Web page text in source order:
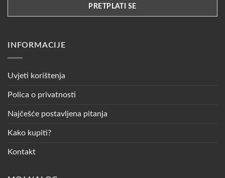
INFORMACIJE
Uvjeti korištenja
Polica o privatnosti
Najčešće postavljena pitanja
Kako kupiti?
Kontakt